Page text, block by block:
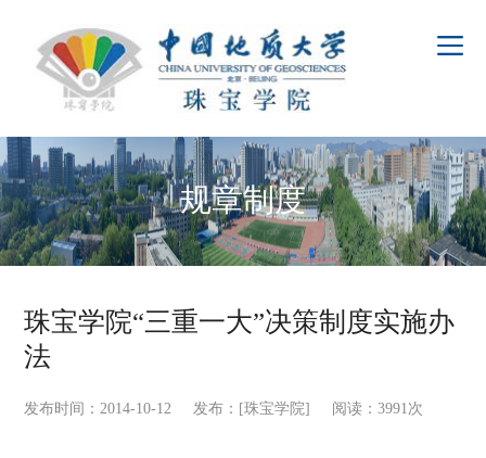
规章制度
珠宝学院“三重一大”决策制度实施办
法
发布时间：2014-10-12 发布：[珠宝学院] 阅读： 3991次